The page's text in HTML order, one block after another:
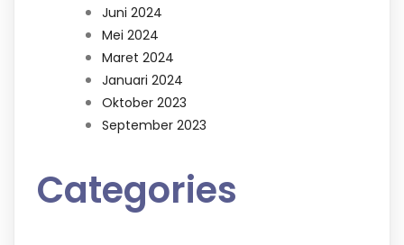
Juni 2024
Mei 2024
Maret 2024
Januari 2024
Oktober 2023
September 2023
Categories